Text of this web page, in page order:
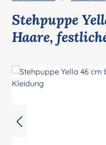
Stehpuppe
Haare,